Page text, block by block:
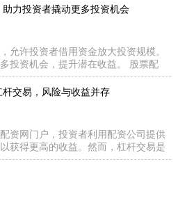
力投资者撬动更多投资机会
允许投资者借用资金放大投资规模。
投资机会，提升潜在收益。 股票配
交易，风险与收益并存
资网门户，投资者利用配资公司提供
获得更高的收益。然而，杠杆交易是